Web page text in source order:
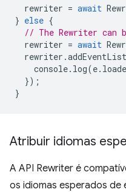
rewriter = await
} else {
// The Rewriter can
rewriter = await
rewriter .
console. log(e.
});
}
Atribuir idiomas
A API Rewriter é
os idiomas esperados